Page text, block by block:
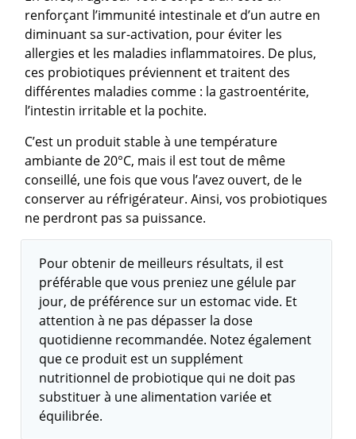
renforçant l’immunité intestinale et d’un autre en
diminuant sa sur-activation, pour éviter les
allergies et les maladies inflammatoires. De plus,
ces probiotiques préviennent et traitent des
différentes maladies comme : la gastroentérite,
l’intestin irritable et la pochite.
C’est un produit stable à une température
ambiante de 20°C, mais il est tout de même
conseillé, une fois que vous l’avez ouvert, de le
conserver au réfrigérateur. Ainsi, vos probiotiques
ne perdront pas sa puissance.
Pour obtenir de meilleurs résultats, il est
préférable que vous preniez une gélule par
jour, de préférence sur un estomac vide. Et
attention à ne pas dépasser la dose
quotidienne recommandée. Notez également
que ce produit est un supplément
nutritionnel de probiotique qui ne doit pas
substituer à une alimentation variée et
équilibrée.